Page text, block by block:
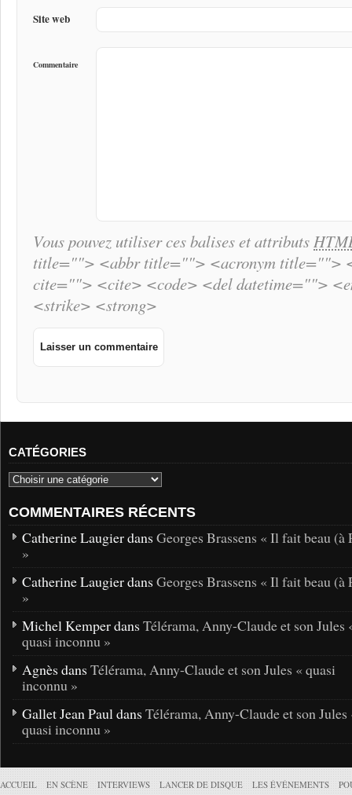
Site web
Commentaire
Vous pouvez utiliser ces balises et attributs
title=""> <abbr title=""> <acronym title="">
cite=""> <cite> <code> <del datetime="">
<strike> <strong>
CATÉGORIES
COMMENTAIRES RÉCENTS
Catherine Laugier dans Georges Brassens « Il fait beau (à
»
Catherine Laugier dans Georges Brassens « Il fait beau (à
»
Michel Kemper dans Télérama, Anny-Claude et son Jules
quasi inconnu »
Agnès dans Télérama, Anny-Claude et son Jules « quasi
inconnu »
Gallet Jean Paul dans Télérama, Anny-Claude et son Jules
quasi inconnu »
ACCUEIL EN SCÈNE INTERVIEWS LANCER DE DISQUE LES ÉVÉNEMENTS